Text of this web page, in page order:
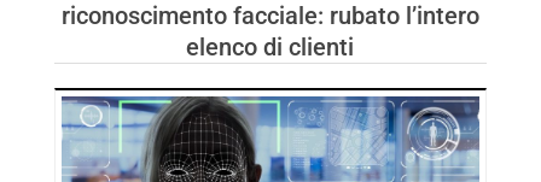
TRENDS
riconoscimento facciale: rubato l’intero
elenco di clienti